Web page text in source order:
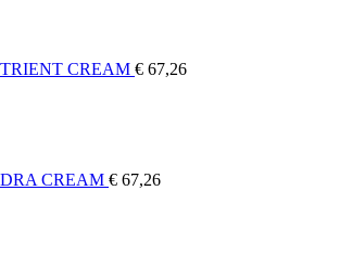
CREAM € 67,26
CREAM € 67,26